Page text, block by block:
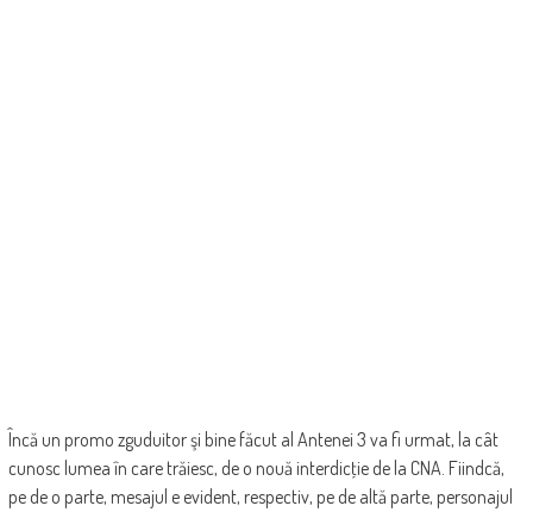
Încă un promo zguduitor şi bine făcut al Antenei 3 va fi urmat, la cât
cunosc lumea în care trăiesc, de o nouă interdicţie de la CNA. Fiindcă,
pe de o parte, mesajul e evident, respectiv, pe de altă parte, personajul